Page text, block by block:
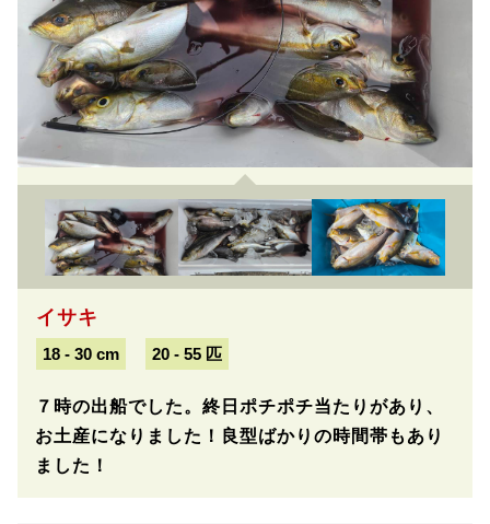
イサキ
18 - 30 cm 20 - 55 匹
７時の出船でした。終日ポチポチ当たりがあり、
お土産になりました！良型ばかりの時間帯もあり
ました！